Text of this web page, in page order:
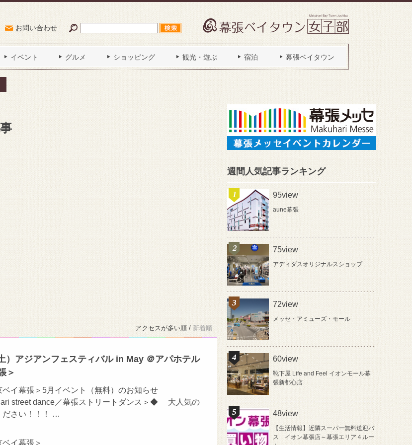
お問い合わせ
イベント グルメ ショッピング 観光・遊ぶ 宿泊 幕張ベイタウン
アクセスが多い順 / 新着順
）アジアンフェスティバル in May ＠アパホテル
＞
イ幕張＞5月イベント（無料）のお知らせ
street dance／幕張ストリートダンス＞◆ 大人気の
ださい！！！ …
イ幕張＞
週間人気記事ランキング
95view
aune幕張
75view
アディダスオリジナルスショップ
72view
メッセ・アミューズ・モール
60view
靴下屋 Life and Feel イオンモール幕
張新都心店
48view
【生活情報】近隣スーパー無料送迎バ
ス イオン幕張店～幕張エリア４ルー